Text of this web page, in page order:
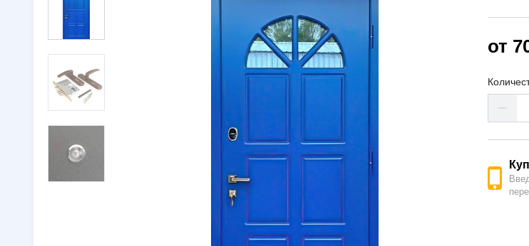
Двери с ковкой
Двери со стеклом
Двустворчатые двери
Утепленные двери
Тамбурные двери
Парадные двери
🔖 РАСПРОДАЖА ДВЕРЕЙ
от